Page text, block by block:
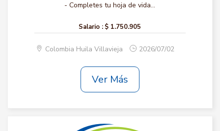
- Completes tu hoja de vida...
Salario : $ 1.750.905
Colombia Huila Villavieja 2026/07/02
Ver Más